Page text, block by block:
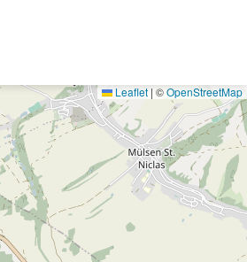
Leaflet | ©OpenStreetMap